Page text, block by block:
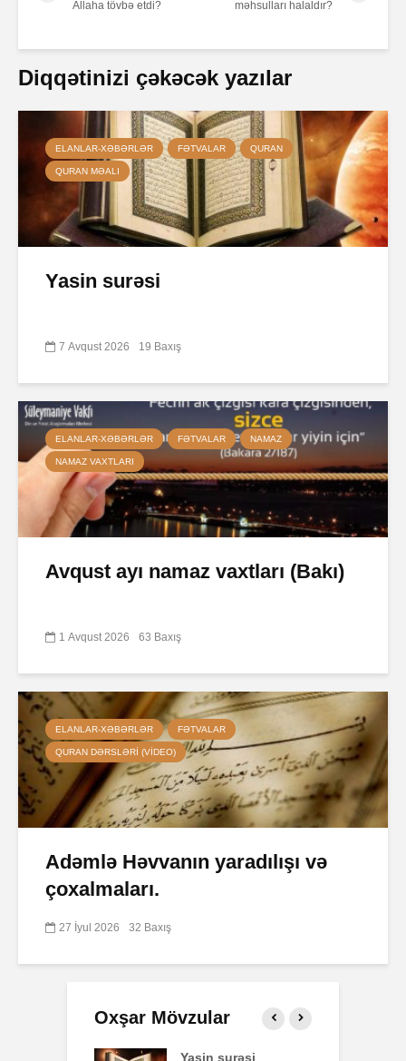
Allaha tövbə etdi?
məhsulları halaldır?
Diqqətinizi çəkəcək yazılar
ELANLAR-XƏBƏRLƏR FƏTVALAR QURAN
QURAN MƏALI
Yasin surəsi
7 Avqust 2026 19 Baxış
ELANLAR-XƏBƏRLƏR FƏTVALAR NAMAZ
NAMAZ VAXTLARI
Avqust ayı namaz vaxtları (Bakı)
1 Avqust 2026 63 Baxış
ELANLAR-XƏBƏRLƏR FƏTVALAR
QURAN DƏRSLƏRI (VIDEO)
Adəmlə Həvvanın yaradılışı və
çoxalmaları.
27 İyul 2026 32 Baxış
Oxşar Mövzular
Qeyri-müsəlmanı